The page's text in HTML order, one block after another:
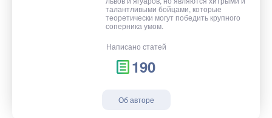
талантливыми бойцами, которые
теоретически могут победить крупного
соперника умом.
Написано статей
190
Об авторе